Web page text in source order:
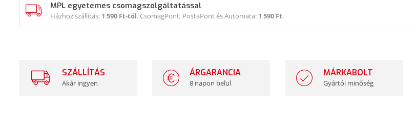
MPL egyetemes csomagszolgáltatással
Házhoz szállítás: 1 590 Ft-tól. CsomagPont, PostaPont és Automata: 1 590 Ft.
SZÁLLÍTÁS
Akár ingyen
ÁRGARANCIA
8 napon belül
MÁRKABOLT
Gyártói minőség